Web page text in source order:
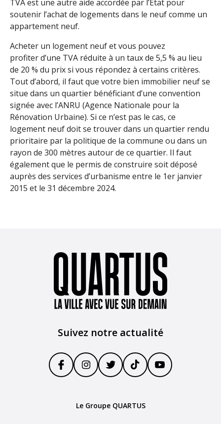
TVA est une autre aide accordée par l’État pour
soutenir l’achat de logements dans le neuf comme un
appartement neuf.
Acheter un logement neuf et vous pouvez
profiter d’une TVA réduite à un taux de 5,5 % au lieu
de 20 % du prix si vous répondez à certains critères.
Tout d’abord, il faut que votre bien immobilier neuf se
situe dans un quartier bénéficiant d’une convention
signée avec l’ANRU (Agence Nationale pour la
Rénovation Urbaine). Si ce n’est pas le cas, ce
logement neuf doit se trouver dans un quartier rendu
prioritaire par la politique de la commune ou dans un
rayon de 300 mètres autour de ce quartier. Il faut
également que le permis de construire soit déposé
auprès des services d’urbanisme entre le 1er janvier
2015 et le 31 décembre 2024.
Suivez notre actualité
Le Groupe QUARTUS